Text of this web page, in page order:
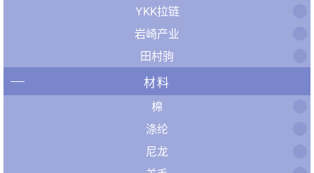
YKK拉链
岩崎产业
田村驹
材料
棉
涤纶
尼龙